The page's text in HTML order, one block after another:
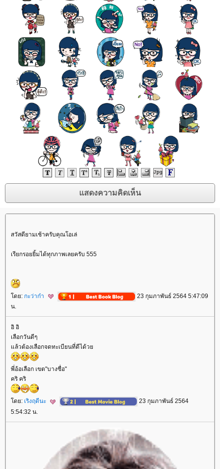
สวัสดียามเช้าครับคุณโอเล่
เรียกรอยยิ้มได้ทุกภาพเลยครับ 555
ดย: กะว่าก๋า
23 กุมภาพันธ์ 2564 5:47:09
น.
อิ อิ
เลือกวันดีๆ
ล้วต้องเลือกจดทะเบียนที่ดีได้ว
พี่อ้อเลือก เขต"บางซื่อ"
คริ คริ
ดย: เริงฤดีนะ
23 กุมภาพันธ์ 2564
5:54:32 น.